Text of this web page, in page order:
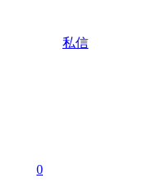
私信
0